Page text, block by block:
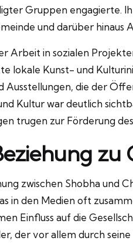
Gruppen engagierte.
und darüber hinaus
Arbeit in sozialen
lokale Kunst- und
Ausstellungen, die der
Kultur war deutlich
trugen zur Förderung
zu
zwischen Shobha und
in den Medien oft
Einfluss auf die
der vor allem durch